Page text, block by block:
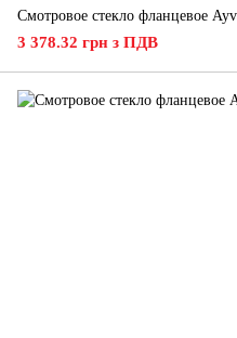
Смотровое стекло фланцевое
3 378.32 грн з ПДВ